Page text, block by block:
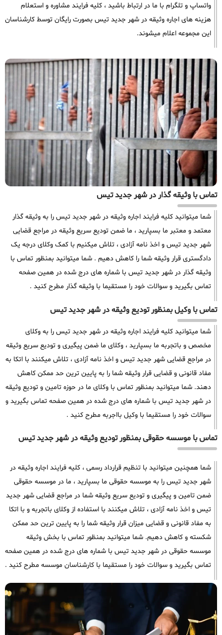
واتساپ و تلگرام با ما در ارتباط باشید ، کلیه فرایند مشاوره و استعلام
هزینه های اجاره وثیقه در شهر جدید تیس بصورت رایگان توسط کارشناسان
این مجموعه اعلام میشوند.
تماس با وثیقه گذار در شهر جدید تیس
شما میتوانید کلیه فرایند اجاره وثیقه در شهر جدید تیس را به وثیقه گذار
معتمد و معتبر ما بسپارید ، ما ضمن تودیع سریع وثیقه در مراجع قضایی
شهر جدید تیس و اخذ نامه آزادی ، تلاش میکنیم با کمک وکلای درجه یک
دادگستری قرار وثیقه شما را کاهش دهیم . شما میتوانید بمنظور تماس با
وثیقه گذار در شهر جدید تیس با شماره های درج شده در همین صفحه
تماس بگیرید و سوالات خود را مستقیما با وثیقه گذار مطرح کنید .
تماس با وکیل بمنظور تودیع وثیقه در شهر جدید تیس
شما میتوانید کلیه فرایند اجاره وثیقه در شهر جدید تیس را به وکلای
مخصص و باتجربه ما بسپارید ، وکلای ما ضمن پیگیری و تودیع سریع وثیقه
در مراجع قضایی شهر جدید تیس و اخذ نامه آزادی ، تلاش میکنند با اتکا به
مفاد قانونی و قضایی قرار وثیقه شما را به پایین ترین حد ممکن کاهش
دهند. شما میتوانید بمنظور تماس با وکلای ما در حوزه تامین و تودیع وثیقه
در شهر جدید تیس با شماره های درج شده در همین صفحه تماس بگیرید و
سوالات خود را مستقیما با وکیل بااجربه مطرح کنید .
تماس با موسسه حقوقی بمنظور تودیع وثیقه در شهر جدید تیس
شما همچنین میتوانید با تنظیم قرارداد رسمی ، کلیه فرایند اجاره وثیقه در
شهر جدید تیس را به موسسه حقوقی ما بسپارید ، ما در موسسه حقوقی
ضمن تامین و پیگیری و تودیع سریع وثیقه شما در مراجع قضایی شهر جدید
تیس و اخذ نامه آزادی ، تلاش میکنند با استفاده از وکلای باتجربه و با اتکا
به مفاد قانونی و قضایی میزان قرار وثیقه شما را به پایین ترین حد ممکن
شکسته و کاهش دهیم. شما میتوانید بمنظور تماس با بخش وثیقه
موسسه حقوقی در شهر جدید تیس با شماره های درج شده در همین صفحه
تماس بگیرید و سوالات خود را مستقیما با کارشناسان موسسه مطرح کنید .